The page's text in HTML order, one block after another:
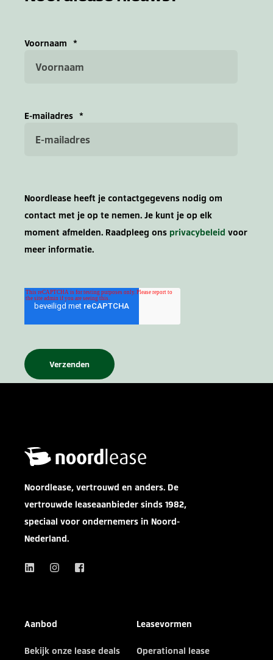
Voornaam *
E-mailadres *
Noordlease heeft je contactgegevens nodig om
contact met je op te nemen. Je kunt je op elk
moment afmelden. Raadpleeg ons privacybeleid voor
meer informatie.
Noordlease, vertrouwd en anders. De
vertrouwde leaseaanbieder sinds 1982,
speciaal voor ondernemers in Noord-
Nederland.
Aanbod
Bekijk onze lease deals
Leasevormen
Operational lease